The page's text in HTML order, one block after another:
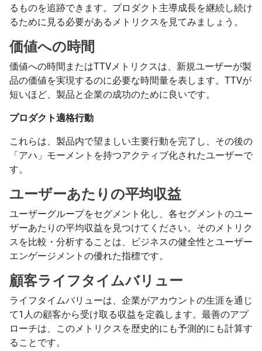
るものを追跡できます。プロダクト主導成長を継続し続け
るために見る必要があるメトリクスを見てみましょう。
価値への時間
価値への時間またはTTVメトリクスは、新規ユーザーが製
品の価値を実現するのに必要な時間量を表します。TTVが
短いほど、製品と企業の成功のために良いです。
プロダクト適格行動
これらは、製品内で望ましい主要行動を完了し、その後の
「アハ」モーメントを持つアクティブ化されたユーザーで
す。
ユーザーあたりの平均収益
ユーザーグループをセグメント化し、各セグメントのユー
ザーあたりの平均収益を見つけてください。そのメトリク
スを比較・分析することは、ビジネスの健全性とユーザー
エンゲージメントの優れた指標です。
顧客ライフタイムバリュー
ライフタイムバリューは、企業がアカウントの生涯を通じ
て1人の顧客から受け取る収益を定義します。最善のアプ
ローチは、このメトリクスを歴史的にも予測的にも計算す
ることです。